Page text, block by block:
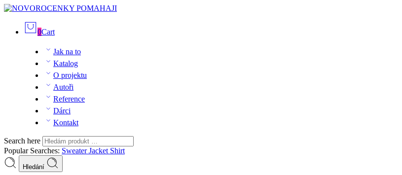
0Cart
Jak na to
Katalog
O projektu
Autoři
Reference
Dárci
Kontakt
Search here
Popular Searches: SweaterJacket Shirt
Hledání